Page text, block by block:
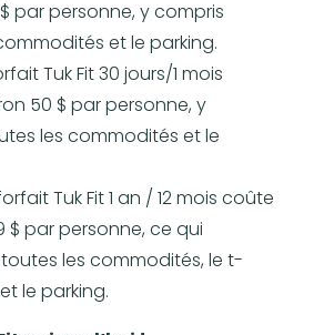
par personne, y compris
et le parking.
Tuk Fit 30 jours/1 mois
50 $ par personne, y
les commodités et le
Tuk Fit 1 an / 12 mois coûte
$ par personne, ce qui
les commodités, le t-
le parking.